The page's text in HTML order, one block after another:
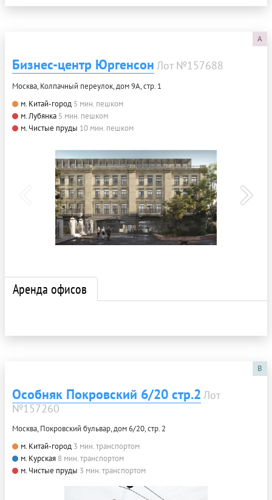
A
Бизнес-центр Юргенсон Лот №157688
Москва, Колпачный переулок, дом 9А, стр. 1
м. Китай-город 5 мин. пешком
м. Лубянка 5 мин. пешком
м. Чистые пруды 10 мин. пешком
Аренда офисов
B
Особняк Покровский 6/20 стр.2 Лот
№157260
Москва, Покровский бульвар, дом 6/20, стр. 2
м. Китай-город 3 мин. транспортом
м. Курская 8 мин. транспортом
м. Чистые пруды 3 мин. транспортом